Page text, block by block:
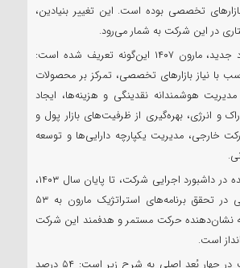
بازارهای تخصصی بوده است. این تغییر بنیادین،
در این شرکت به شمار می‌رود.
بر اساس این رویکرد جدید، مارون ۱۴۰۷ این‌گونه تعریف شده است:
با نیاز بازارهای تخصصی، تمرکز بر محصولات
مدیریت هوشمندانه نقدینگی و هزینه‌ها، ایجاد
و انرژی، بهره‌گیری از ظرفیت‌های بازار پول و
خارجی، مدیریت یکپارچه دارایی‌ها و توسعه
طبق داده‌های ارائه‌شده در داشبورد اجرایی شرکت، تا پایان سال ۱۴۰۳،
میزان پیشرفت نهایی در تحقق برنامه‌های استراتژیک مارون به ۵۳
نشان‌دهنده حرکت مستمر و هدفمند این شرکت
است.
جزئیات این پیشرفت در چهار بُعد اصلی به شرح زیر است: ۵۴ درصد